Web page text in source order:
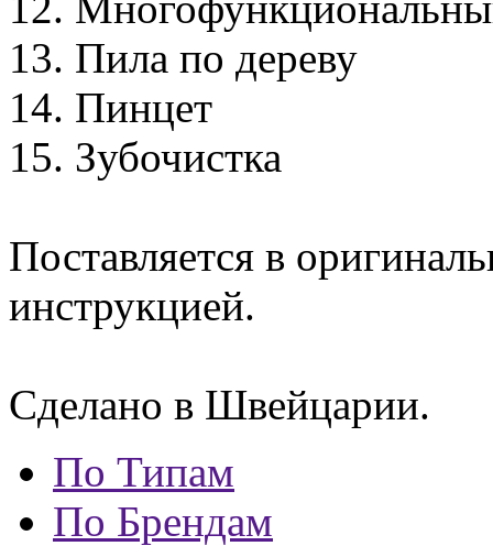
13. Пила по дереву
14. Пинцет
15. Зубочистка
Поставляется в
инструкцией.
Сделано в Швейцарии.
По Типам
По Брендам